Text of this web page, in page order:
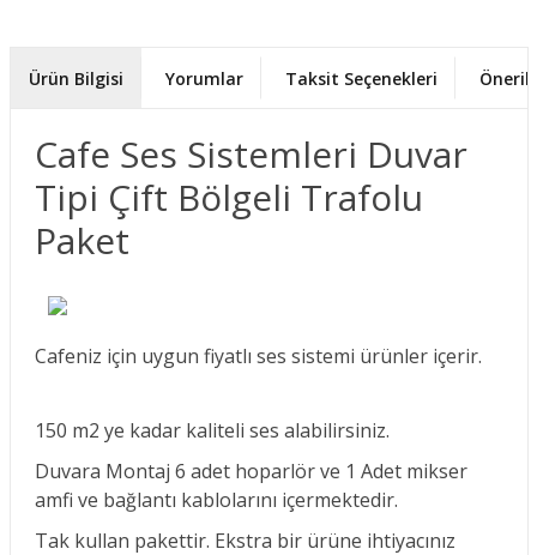
Ürün Bilgisi Yorumlar Taksit Seçenekleri
Cafe Ses Sistemleri Duvar
Tipi Çift Bölgeli Trafolu
Paket
Cafeniz için uygun fiyatlı ses sistemi ürünler içerir.
150 m2 ye kadar kaliteli ses alabilirsiniz.
Duvara Montaj 6 adet hoparlör ve 1 Adet mikser
amfi ve bağlantı kablolarını içermektedir.
Tak kullan pakettir. Ekstra bir ürüne ihtiyacınız